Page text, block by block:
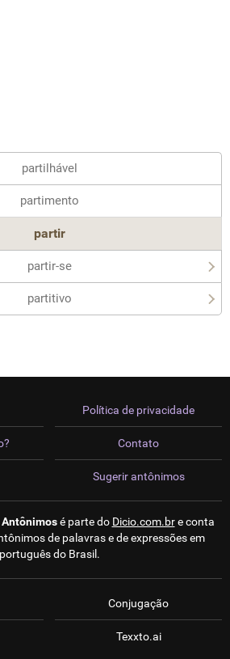
partilhável
partimento
partir
partir-se
partitivo
Política de privacidade
Contato
Sugerir antônimos
é parte do Dicio.com.bre conta
de palavras e de expressões em
português do Brasil.
Conjugação
Texxto.ai